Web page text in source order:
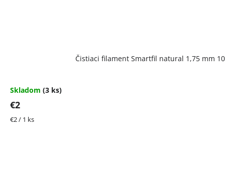
Čistiaci filament Smartfil natural 1,75 mm
Skladom (3 ks)
€2
Jednotková
€2 / 1 ks